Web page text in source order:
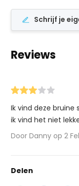
Schrijf je
Reviews
Ik vind deze
ik vind het niet
Door Danny op 2
Delen